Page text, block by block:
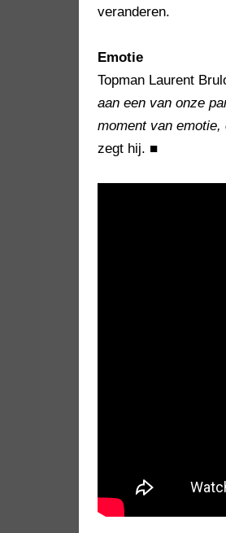
veranderen.
Emotie
Topman Laurent
aan een van onze
moment van
zegt hij. ■